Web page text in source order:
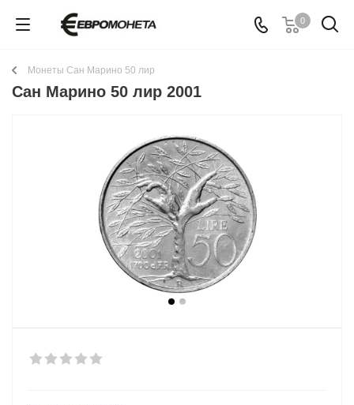
0
Монеты Сан Марино 50 лир
Сан Марино 50 лир 2001